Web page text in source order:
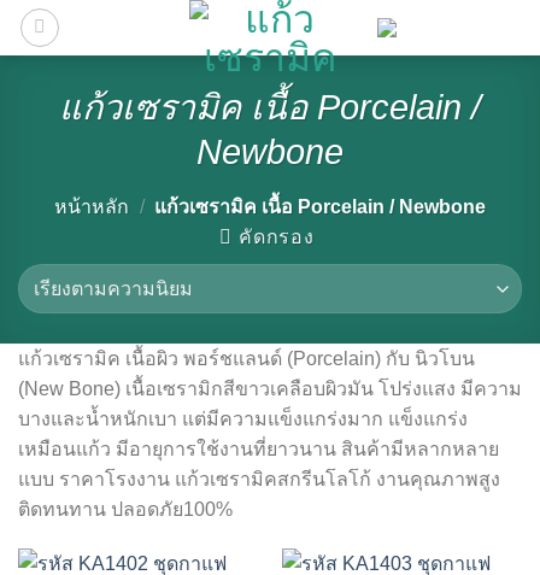
Skip
แก้วเซรามิค เนื้อ Porcelain /
Newbone
หน้าหลัก / แก้วเซรามิค เนื้อ Porcelain / Newbone
คัดกรอง
แก้วเซรามิค เนื้อผิว พอร์ชแลนด์ (Porcelain) กับ นิวโบน
(New Bone) เนื้อเซรามิกสีขาวเคลือบผิวมัน โปร่งแสง มีความ
บางและน้ำหนักเบา แต่มีความแข็งแกร่งมาก แข็งแกร่ง
เหมือนแก้ว มีอายุการใช้งานที่ยาวนาน สินค้ามีหลากหลาย
แบบ ราคาโรงงาน แก้วเซรามิคสกรีนโลโก้ งานคุณภาพสูง
ติดทนทาน ปลอดภัย100%